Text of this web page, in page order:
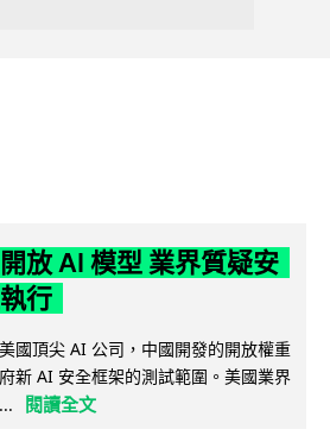
放 AI 模型 業界質疑安
行
國頂尖 AI 公司，中國開發的開放權重
新 AI 安全框架的測試範圍。美國業界
閱讀全文